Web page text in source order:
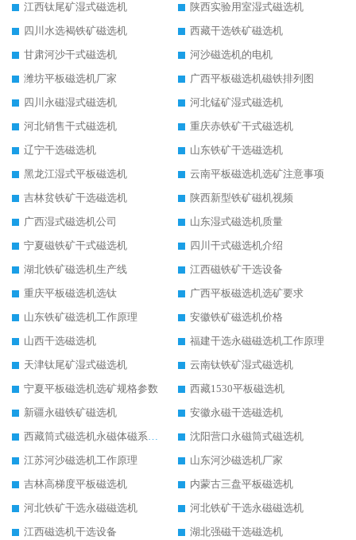
江西钛尾矿湿式磁选机
陕西实验用室湿式磁选机
四川水选褐铁矿磁选机
西藏干选铁矿磁选机
甘肃河沙干式磁选机
河沙磁选机的电机
潍坊平板磁选机厂家
广西平板磁选机磁铁排列图
四川永磁湿式磁选机
河北锰矿湿式磁选机
河北销售干式磁选机
重庆赤铁矿干式磁选机
辽宁干选磁选机
山东铁矿干选磁选机
黑龙江湿式平板磁选机
云南平板磁选机选矿注意事项
吉林贫铁矿干选磁选机
陕西新型铁矿磁机视频
广西湿式磁选机公司
山东湿式磁选机质量
宁夏磁铁矿干式磁选机
四川干式磁选机介绍
湖北铁矿磁选机生产线
江西磁铁矿干选设备
重庆平板磁选机选钛
广西平板磁选机选矿要求
山东铁矿磁选机工作原理
安徽铁矿磁选机价格
山西干选磁选机
福建干选永磁磁选机工作原理
天津钛尾矿湿式磁选机
云南钛铁矿湿式磁选机
宁夏平板磁选机选矿规格参数
西藏1530平板磁选机
新疆永磁铁矿磁选机
安徽永磁干选磁选机
西藏筒式磁选机永磁体磁系设计
沈阳营口永磁筒式磁选机
江苏河沙磁选机工作原理
山东河沙磁选机厂家
吉林高梯度平板磁选机
内蒙古三盘平板磁选机
河北铁矿干选永磁磁选机
河北铁矿干选永磁磁选机
江西磁选机干选设备
湖北强磁干选磁选机